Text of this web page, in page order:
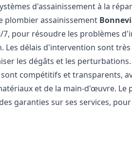
d'assainissement à la
plombier assainissement
7, pour résoudre les problèmes
Les délais d'intervention sont
les dégâts et les
sont compétitifs et transparents,
et de la main-d'œuvre. Le
garanties sur ses services,